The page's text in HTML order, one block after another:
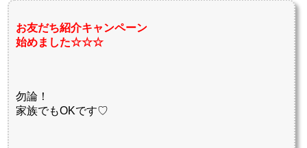
お友だち紹介キャンペーン
始めました☆☆☆
勿論！
家族でもOKです♡